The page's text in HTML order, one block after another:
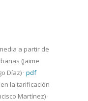
a partir de
(Jaime
Díaz) · pdf
la tarificación
Martínez) ·